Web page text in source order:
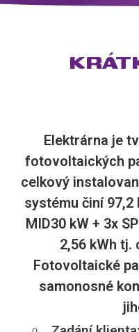
Elektrárna je
fotovoltaických
celkový
systému činí
MID30 kW + 3x
2,56 kWh tj.
Fotovoltaické
samonosné